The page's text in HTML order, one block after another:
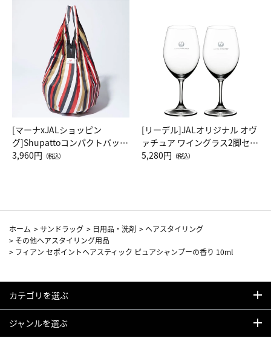
[マーナxJALショッピン
グ]Shupattoコンパクトバッグ
Drop JAL客室乗務員（LC）ス
3,960円 （税込）
[リーデル]JALオリジナル オヴ
ァチュア ワイングラス2脚セッ
ト（レッドワイン）
5,280円 （税込）
ホーム >サンドラッグ > 日用品・洗剤 > ヘアスタイリング
> その他ヘアスタイリング用品
> フィアン セポイントヘアスティック ピュアシャンプーの香り 10ml
カテゴリを選ぶ
ジャンルを選ぶ